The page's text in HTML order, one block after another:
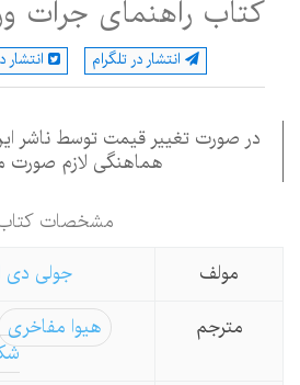
کتاب راهنمای جرات
انتشار در تلگرام انتشار
در صورت تغییر قیمت توسط ناشر
هماهنگی لازم صورت
مشخصات
مولف
جولی دی
مترجم
هیوا مفاخری